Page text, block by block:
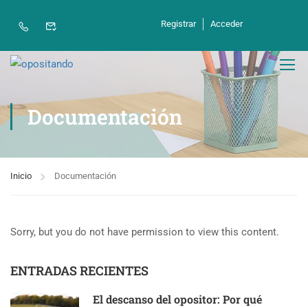
Registrar Acceder
Documentación
Inicio Documentación
Sorry, but you do not have permission to view this content.
ENTRADAS RECIENTES
El descanso del opositor: Por qué